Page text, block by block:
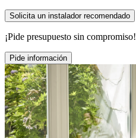
Solicita un instalador recomendado
¡Pide presupuesto sin compromiso!
Pide información